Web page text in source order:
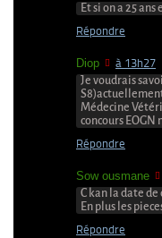
Et si on a 25
Répondre
Diop à 13h27
Je voudrais
Médecine
concours EOGN
Répondre
Sow ousmane
C kan la date
En plus les
Répondre